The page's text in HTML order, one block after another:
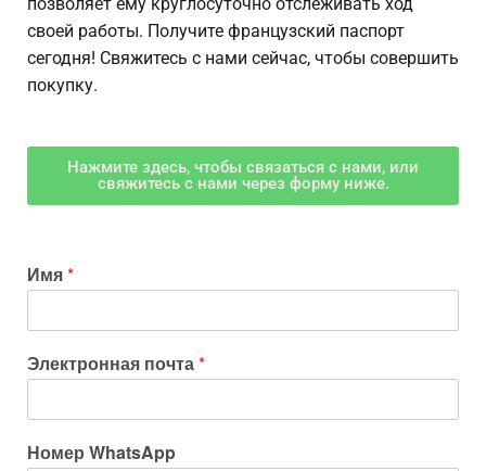
своей работы. Получите французский паспорт
сегодня! Свяжитесь с нами сейчас, чтобы совершить
покупку.
Нажмите здесь, чтобы связаться с нами, или
свяжитесь с нами через форму ниже.
Имя*
Электронная почта*
Номер WhatsApp